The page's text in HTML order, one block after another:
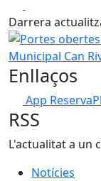
Darrera
Portes obertes i
Enllaços
App
RSS
L'actualitat a un
Notícies